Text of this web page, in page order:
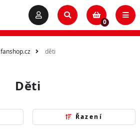
0
fanshop.cz děti
Děti
Řazení